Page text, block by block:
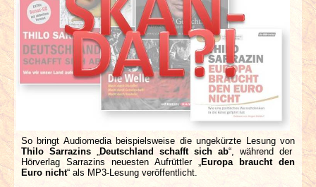
REDAKTION
LINKS
ARCHIV
So bringt Audiomedia beispielsweise die ungekürzte Lesung von
Thilo Sarrazins
Deutschland schafft sich ab“, während der
Hörverlag Sarrazins neuesten Aufrüttler „
Europa braucht den
Euro nicht“ als MP3-Lesung veröffentlicht.